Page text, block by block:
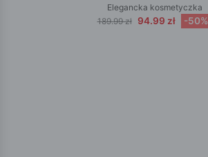
Elegancka kosmetyczka
189.99 zł 94.99 zł -50%